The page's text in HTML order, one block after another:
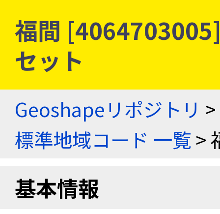
福間
セット
Geoshapeリポジトリ >
標準地域コード 一覧>
基本情報